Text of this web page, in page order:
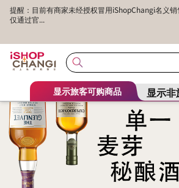
提醒：目前有商家未经授权冒用iShopChangi名义
仅通过官...
显示旅客可购商品 显示非